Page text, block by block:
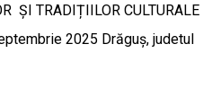
ȘI TRADIȚIILOR CULTURALE
2025 Drăguș, judetul